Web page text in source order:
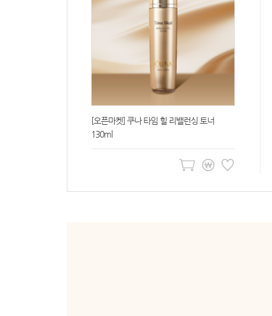
[오픈마켓] 쿠나 타임 힐 리밸런싱 토너
130ml